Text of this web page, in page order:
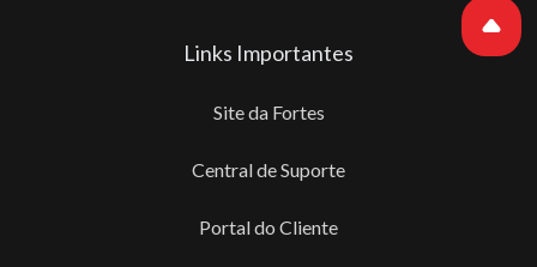
Links Importantes
Site da Fortes
Central de Suporte
Portal do Cliente